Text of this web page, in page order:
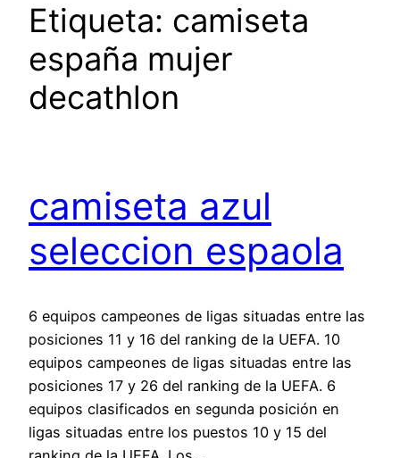
Etiqueta: camiseta
españa mujer
decathlon
camiseta azul
seleccion espaola
6 equipos campeones de ligas situadas entre las
posiciones 11 y 16 del ranking de la UEFA. 10
equipos campeones de ligas situadas entre las
posiciones 17 y 26 del ranking de la UEFA. 6
equipos clasificados en segunda posición en
ligas situadas entre los puestos 10 y 15 del